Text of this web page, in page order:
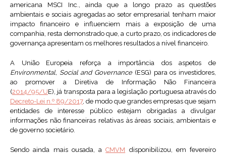
americana MSCI Inc., ainda que a longo prazo as questões
ambientais e sociais agregadas ao setor empresarial tenham maior
impacto financeiro e influenciem mais a exposição de uma
companhia, resta demonstrado que, a curto prazo, os indicadores de
governança apresentam os melhores resultados a nível financeiro.
A União Europeia reforça a importância dos aspetos de
Environmental, Social and Governance(ESG) para os investidores,
ao promover a Diretiva de Informação Não Financeira
(2014/95/UE), já transposta para a legislação portuguesa através do
Decreto-Lei n.º 89/2017, de modo que grandes empresas que sejam
entidades de interesse público estejam obrigadas a divulgar
informações não financeiras relativas às áreas sociais, ambientais e
de governo societário.
Sendo ainda mais ousada, aCMVM disponibilizou, em fevereiro